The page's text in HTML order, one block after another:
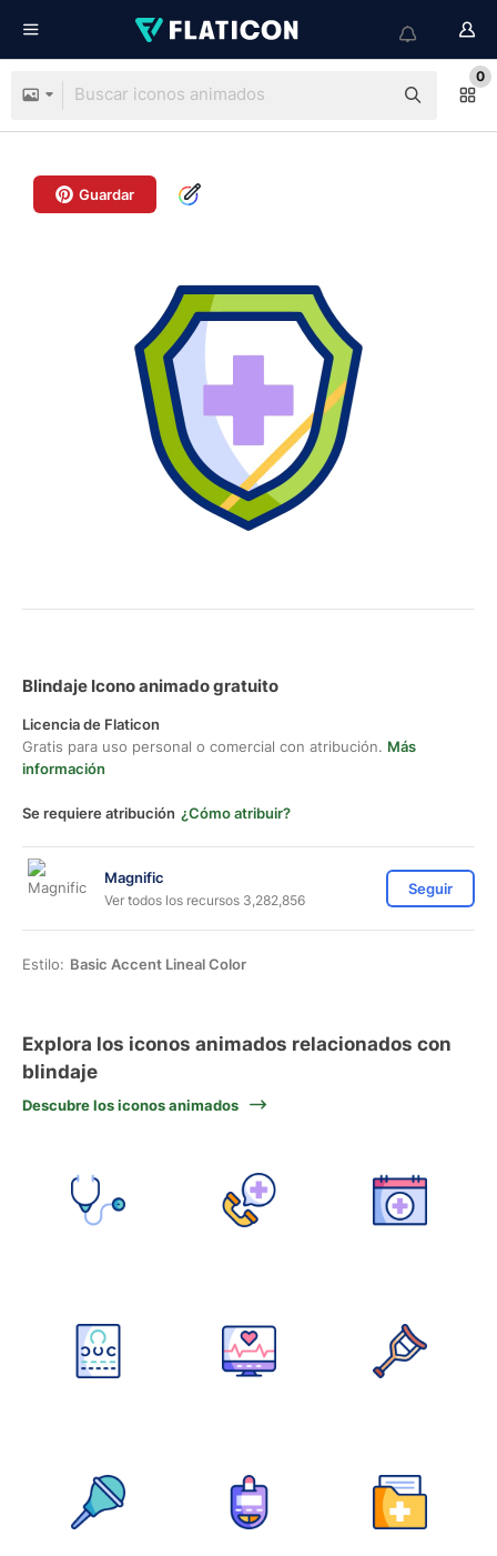
0
Guardar
Blindaje Icono animado gratuito
Licencia de Flaticon
Gratis para uso personal o comercial con atribución. Más
información
Se requiere atribución ¿Cómo atribuir?
Magnific
Ver todos los recursos 3,282,856
Seguir
Estilo: Basic Accent Lineal Color
Explora los iconos animados relacionados con
blindaje
Descubre los iconos animados